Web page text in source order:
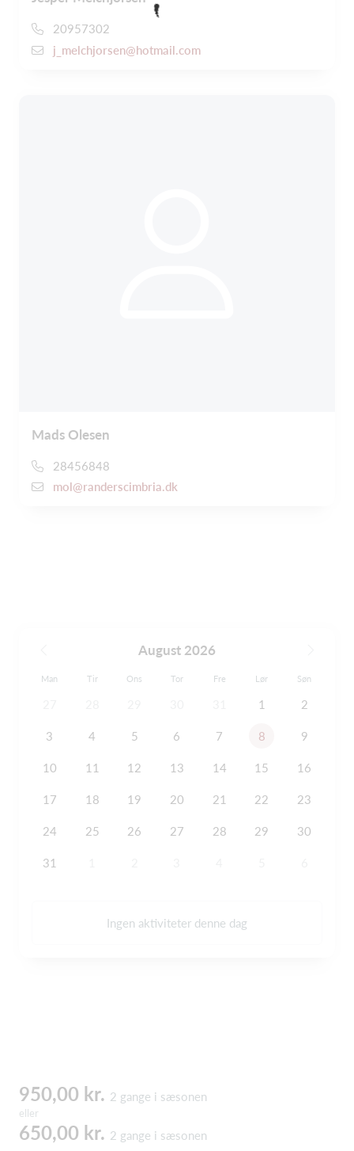
20957302
j_melchjorsen@hotmail.com
Mads Olesen
28456848
mol@randerscimbria.dk
August 2026
Man Tir Ons Tor Fre Lør Søn
1 2
3 4 5 6 7 8 9
10 11 12 13 14 15 16
17 18 19 20 21 22 23
24 25 26 27 28 29 30
31
Ingen aktiviteter denne dag
950,00 kr. 2 gange i sæsonen
eller
650,00 kr. 2 gange i sæsonen